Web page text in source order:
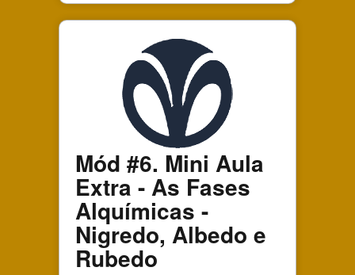
Mód #6. Mini Aula
Extra - As Fases
Alquímicas -
Nigredo, Albedo e
Rubedo